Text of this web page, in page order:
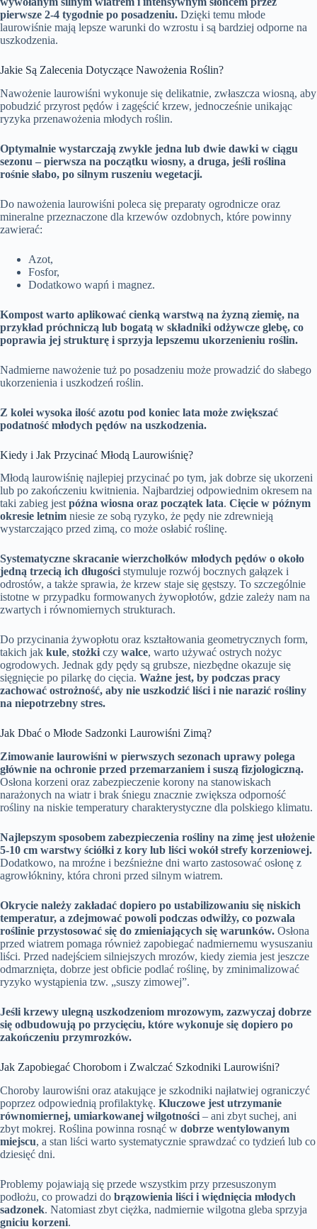
pierwsze 2-4 tygodnie po posadzeniu. Dzięki temu młode
laurowiśnie mają lepsze warunki do wzrostu i są bardziej odporne na
uszkodzenia.
Jakie Są Zalecenia Dotyczące Nawożenia Roślin?
Nawożenie laurowiśni wykonuje się delikatnie, zwłaszcza wiosną, aby
pobudzić przyrost pędów i zagęścić krzew, jednocześnie unikając
ryzyka przenawożenia młodych roślin.
Optymalnie wystarczają zwykle jedna lub dwie dawki w ciągu
sezonu – pierwsza na początku wiosny, a druga, jeśli roślina
rośnie słabo, po silnym ruszeniu wegetacji.
Do nawożenia laurowiśni poleca się preparaty ogrodnicze oraz
mineralne przeznaczone dla krzewów ozdobnych, które powinny
zawierać:
Azot,
Fosfor,
Dodatkowo wapń i magnez.
Kompost warto aplikować cienką warstwą na żyzną ziemię, na
przykład próchniczą lub bogatą w składniki odżywcze glebę, co
poprawia jej strukturę i sprzyja lepszemu ukorzenieniu roślin.
Nadmierne nawożenie tuż po posadzeniu może prowadzić do słabego
ukorzenienia i uszkodzeń roślin.
Z kolei wysoka ilość azotu pod koniec lata może zwiększać
podatność młodych pędów na uszkodzenia.
Kiedy i Jak Przycinać Młodą Laurowiśnię?
Młodą laurowiśnię najlepiej przycinać po tym, jak dobrze się ukorzeni
lub po zakończeniu kwitnienia. Najbardziej odpowiednim okresem na
taki zabieg jest późna wiosna oraz początek lata. Cięcie w późnym
okresie letnim niesie ze sobą ryzyko, że pędy nie zdrewnieją
wystarczająco przed zimą, co może osłabić roślinę.
Systematyczne skracanie wierzchołków młodych pędów o około
jedną trzecią ich długości stymuluje rozwój bocznych gałązek i
odrostów, a także sprawia, że krzew staje się gęstszy. To szczególnie
istotne w przypadku formowanych żywopłotów, gdzie zależy nam na
zwartych i równomiernych strukturach.
Do przycinania żywopłotu oraz kształtowania geometrycznych form,
takich jak kule, stożki czy walce, warto używać ostrych nożyc
ogrodowych. Jednak gdy pędy są grubsze, niezbędne okazuje się
sięgnięcie po pilarkę do cięcia. Ważne jest, by podczas pracy
zachować ostrożność, aby nie uszkodzić liści i nie narazić rośliny
na niepotrzebny stres.
Jak Dbać o Młode Sadzonki Laurowiśni Zimą?
Zimowanie laurowiśni w pierwszych sezonach uprawy polega
głównie na ochronie przed przemarzaniem i suszą fizjologiczną.
Osłona korzeni oraz zabezpieczenie korony na stanowiskach
narażonych na wiatr i brak śniegu znacznie zwiększa odporność
rośliny na niskie temperatury charakterystyczne dla polskiego klimatu.
Najlepszym sposobem zabezpieczenia rośliny na zimę jest ułożenie
5-10 cm warstwy ściółki z kory lub liści wokół strefy korzeniowej.
Dodatkowo, na mroźne i bezśnieżne dni warto zastosować osłonę z
agrowłókniny, która chroni przed silnym wiatrem.
Okrycie należy zakładać dopiero po ustabilizowaniu się niskich
temperatur, a zdejmować powoli podczas odwilży, co pozwala
roślinie przystosować się do zmieniających się warunków. Osłona
przed wiatrem pomaga również zapobiegać nadmiernemu wysuszaniu
liści. Przed nadejściem silniejszych mrozów, kiedy ziemia jest jeszcze
odmarznięta, dobrze jest obficie podlać roślinę, by zminimalizować
ryzyko wystąpienia tzw. „suszy zimowej”.
Jeśli krzewy ulegną uszkodzeniom mrozowym, zazwyczaj dobrze
się odbudowują po przycięciu, które wykonuje się dopiero po
zakończeniu przymrozków.
Jak Zapobiegać Chorobom i Zwalczać Szkodniki Laurowiśni?
Choroby laurowiśni oraz atakujące je szkodniki najłatwiej ograniczyć
poprzez odpowiednią profilaktykę. Kluczowe jest utrzymanie
równomiernej, umiarkowanej wilgotności – ani zbyt suchej, ani
zbyt mokrej. Roślina powinna rosnąć w dobrze wentylowanym
miejscu, a stan liści warto systematycznie sprawdzać co tydzień lub co
dziesięć dni.
Problemy pojawiają się przede wszystkim przy przesuszonym
podłożu, co prowadzi do brązowienia liści i więdnięcia młodych
sadzonek. Natomiast zbyt ciężka, nadmiernie wilgotna gleba sprzyja
gniciu korzeni.